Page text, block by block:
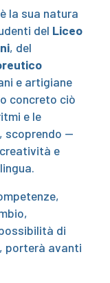
la sua natura
del Liceo
, del
e artigiane
concreto ciò
e le
scoprendo —
e
di
porterà avanti